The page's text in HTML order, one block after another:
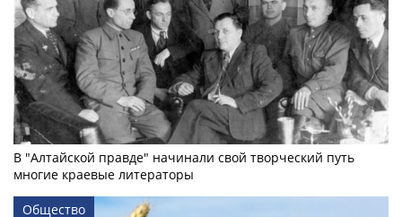
В "Алтайской правде" начинали свой творческий путь
многие краевые литераторы
Общество